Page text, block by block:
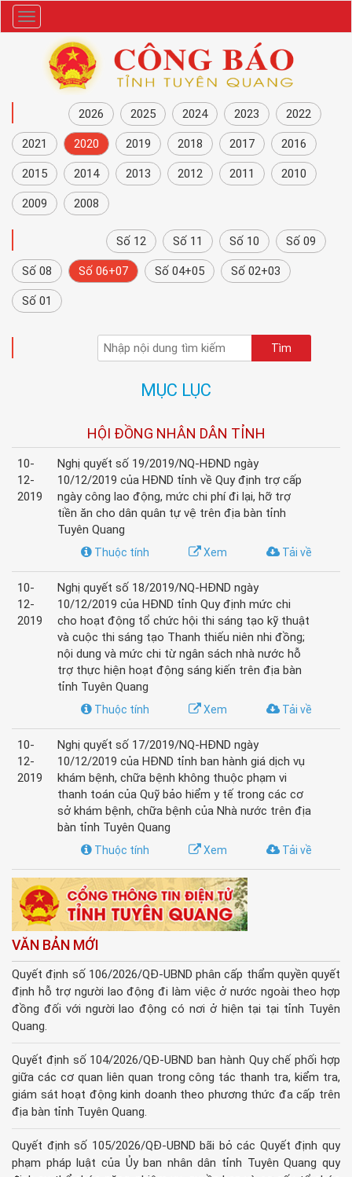
Danh
mục
2026 2025 2024 2023 2022
2021 2020 2019 2018 2017 2016
2015 2014 2013 2012 2011 2010
2009 2008
Số 12 Số 11 Số 10 Số 09
Số 08 Số 06+07 Số 04+05 Số 02+03
Số 01
MỤC LỤC
HỘI ĐỒNG NHÂN DÂN TỈNH
10-
12-
2019
Nghị quyết số 19/2019/NQ-HĐND ngày
10/12/2019 của HĐND tỉnh về Quy định trợ cấp
ngày công lao động, mức chi phí đi lại, hỡ trợ
tiền ăn cho dân quân tự vệ trên địa bàn tỉnh
Tuyên Quang
Tải về
Xem
Thuộc tính
10-
12-
2019
Nghị quyết số 18/2019/NQ-HĐND ngày
10/12/2019 của HĐND tỉnh Quy định mức chi
cho hoạt động tổ chức hội thi sáng tạo kỹ thuật
và cuộc thi sáng tạo Thanh thiếu niên nhi đồng;
nội dung và mức chi từ ngân sách nhà nước hỗ
trợ thực hiện hoạt động sáng kiến trên địa bàn
tỉnh Tuyên Quang
Tải về
Xem
Thuộc tính
10-
12-
2019
Nghị quyết số 17/2019/NQ-HĐND ngày
10/12/2019 của HĐND tỉnh ban hành giá dịch vụ
khám bệnh, chữa bệnh không thuộc phạm vi
thanh toán của Quỹ bảo hiểm y tế trong các cơ
sở khám bệnh, chữa bệnh của Nhà nước trên địa
bàn tỉnh Tuyên Quang
Tải về
Xem
Thuộc tính
VĂN BẢN MỚI
Quyết định số 106/2026/QĐ-UBND phân cấp thẩm quyền quyết
định hỗ trợ người lao động đi làm việc ở nước ngoài theo hợp
đồng đối với người lao động có nơi ở hiện tại tại tỉnh Tuyên
Quang.
Quyết định số 104/2026/QĐ-UBND ban hành Quy chế phối hợp
giữa các cơ quan liên quan trong công tác thanh tra, kiểm tra,
giám sát hoạt động kinh doanh theo phương thức đa cấp trên
địa bàn tỉnh Tuyên Quang.
Quyết định số 105/2026/QĐ-UBND bãi bỏ các Quyết định quy
phạm pháp luật của Ủy ban nhân dân tỉnh Tuyên Quang quy